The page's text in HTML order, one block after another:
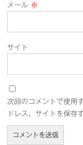
メール ※
サイト
次回のコメントで使用
ドレス、サイトを保存